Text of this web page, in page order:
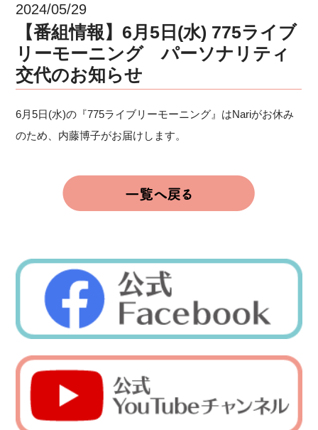
2024/05/29
【番組情報】6月5日(水) 775ライブ
リーモーニング パーソナリティ
交代のお知らせ
6月5日(水)の『775ライブリーモーニング』はNariがお休み
のため、内藤博子がお届けします。